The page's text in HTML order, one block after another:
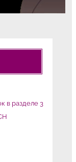
в разделе 3